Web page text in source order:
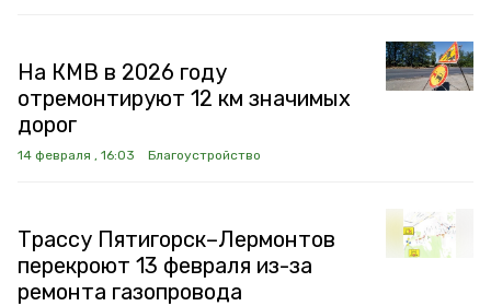
На КМВ в 2026 году
отремонтируют 12 км значимых
дорог
14 февраля , 16:03 Благоустройство
Трассу Пятигорск–Лермонтов
перекроют 13 февраля из-за
ремонта газопровода